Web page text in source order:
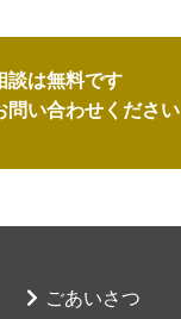
談は無料です
問い合わせください
ごあいさつ